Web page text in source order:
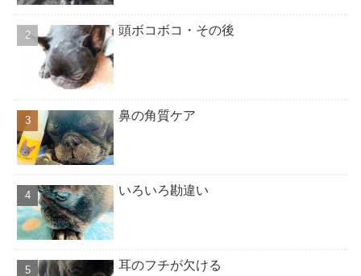
頭ボコボコ・その後
鼻の角質ケア
いろいろ勘違い
耳のフチが欠ける